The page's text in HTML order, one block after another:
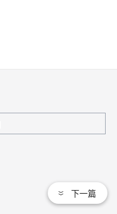
下一篇